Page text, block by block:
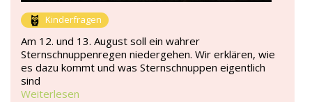
Kinderfragen
Am 12. und 13. August soll ein wahrer
Sternschnuppenregen niedergehen. Wir erklären, wie
es dazu kommt und was Sternschnuppen eigentlich
sind
Weiterlesen